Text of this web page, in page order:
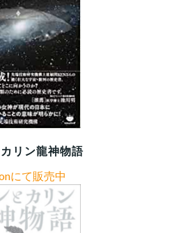
リン龍神物語
にて販売中